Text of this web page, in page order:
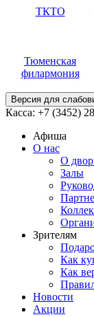
ТКТО
Тюменская
филармония
Версия для
Касса: +7 (3452)
Афиша
О нас
О
Залы
Зрителям
Как
Как
Новости
Акции